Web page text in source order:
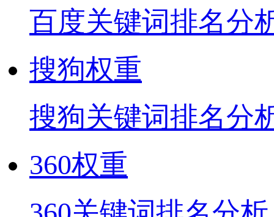
百度关键词排名分
搜狗权重
搜狗关键词排名分
360权重